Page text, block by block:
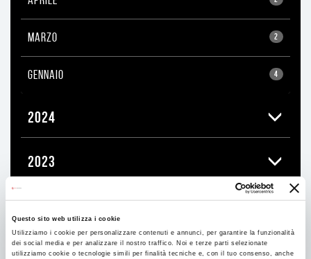
Questo sito web utilizza i cookie
Utilizziamo i cookie per personalizzare contenuti e annunci, per garantire la funzionalità
dei social media e per analizzare il nostro traffico. Noi e terze parti selezionate
utilizziamo cookie o tecnologie simili per finalità tecniche e, con il tuo consenso, anche
2
MARZO
4
GENNAIO
2024
2023
2022
2021